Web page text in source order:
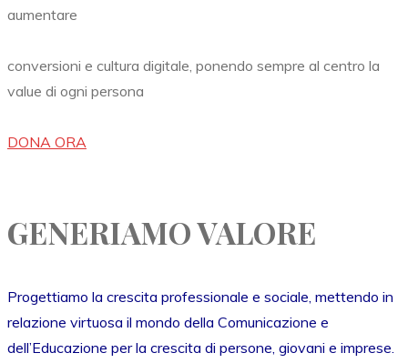
aumentare
conversioni e cultura digitale, ponendo sempre al centro la
value di ogni persona
DONA ORA
GENERIAMO VALORE
Progettiamo la crescita professionale e sociale, mettendo in
relazione virtuosa il mondo della Comunicazione e
dell’Educazione per la crescita di persone, giovani e imprese.